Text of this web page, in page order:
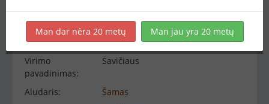
−
Virimo informacija
Virimo
pavadinimas:
Savičiaus
Aludaris:
Šamas
Man dar nėra 20 metų Man jau yra 20 metų